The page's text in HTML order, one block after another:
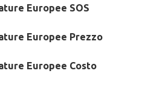
Europee SOS
Europee Prezzo
Europee Costo